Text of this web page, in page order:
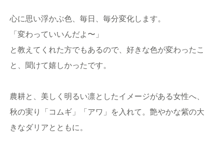
心に思い浮かぶ色、毎日、毎分変化します。
「変わっていいんだよ〜」
と教えてくれた方でもあるので、好きな色が変わったこ
と、聞けて嬉しかったです。
農耕と、美しく明るい凛としたイメージがある女性へ、
秋の実り「コムギ」「アワ」を入れて。艶やかな紫の大
きなダリアとともに。